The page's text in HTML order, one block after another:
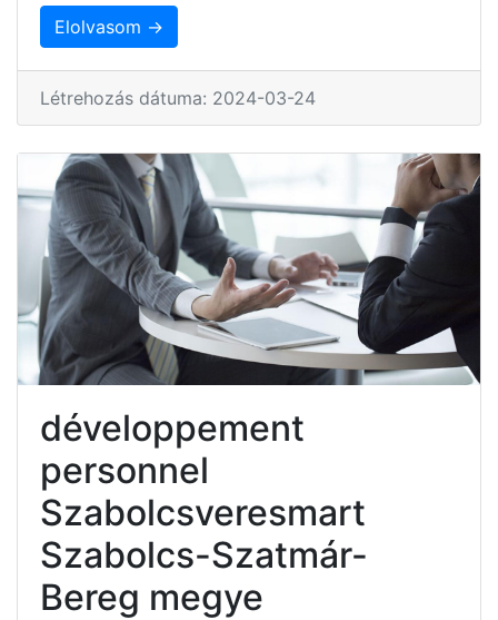
Elolvasom →
Létrehozás dátuma: 2024-03-24
développement
personnel
Szabolcsveresmart
Szabolcs-Szatmár-
Bereg megye